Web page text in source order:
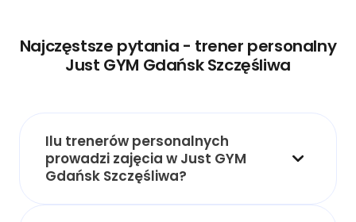
Najczęstsze pytania - trener personalny
Just GYM Gdańsk Szczęśliwa
Ilu trenerów personalnych
prowadzi zajęcia w Just GYM
Gdańsk Szczęśliwa?